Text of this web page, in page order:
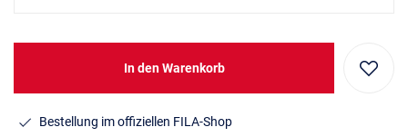
In den Warenkorb
Bestellung im offiziellen FILA-Shop